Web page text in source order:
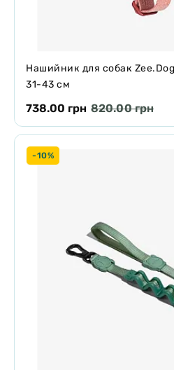
Нашийник для собак
31-43 см
738.00 грн 820.00 грн
-10%